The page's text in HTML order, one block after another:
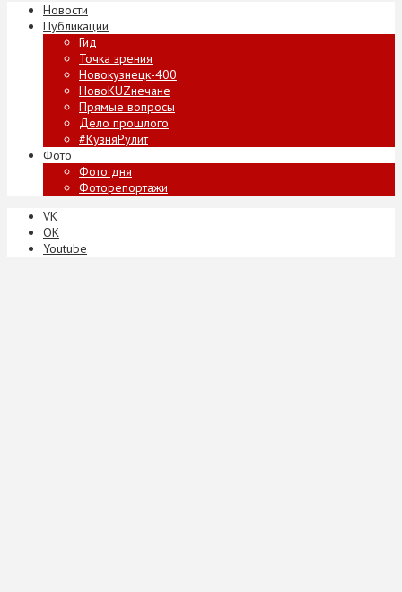
Новости
Публикации
Гид
Точка зрения
Новокузнецк-400
НовоKUZнечане
Прямые вопросы
Дело прошлого
#КузняРулит
Фото
Фото дня
Фоторепортажи
VK
ОК
Youtube